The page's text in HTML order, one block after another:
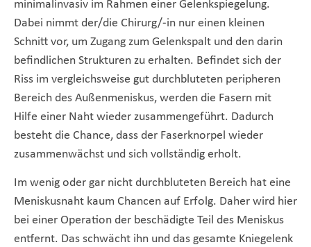
minimalinvasiv im Rahmen einer Gelenkspiegelung.
Dabei nimmt der/die Chirurg/-in nur einen kleinen
Schnitt vor, um Zugang zum Gelenkspalt und den darin
befindlichen Strukturen zu erhalten. Befindet sich der
Riss im vergleichsweise gut durchbluteten peripheren
Bereich des Außenmeniskus, werden die Fasern mit
Hilfe einer Naht wieder zusammengeführt. Dadurch
besteht die Chance, dass der Faserknorpel wieder
zusammenwächst und sich vollständig erholt.
Im wenig oder gar nicht durchbluteten Bereich hat eine
Meniskusnaht kaum Chancen auf Erfolg. Daher wird hier
bei einer Operation der beschädigte Teil des Meniskus
entfernt. Das schwächt ihn und das gesamte Kniegelenk